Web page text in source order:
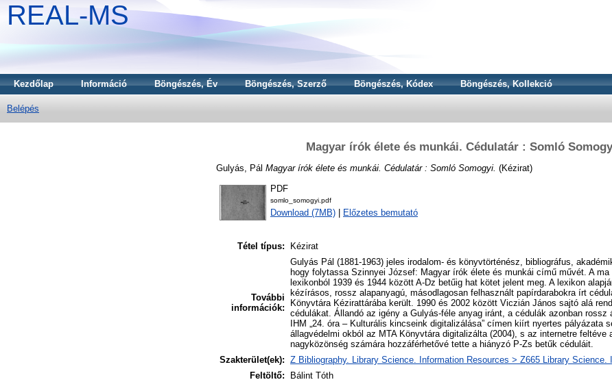
REAL-MS
Kezdőlap Információ Böngészés, Év Böngészés, Szerző Böngészés, Kódex Böngészés, Kollekció
Belépés
Magyar írók élete és munkái. Cédulatár : Somló
Gulyás, Pál Magyar írók élete és munkái. Cédulatár : Somló Somogyi. (Kézirat)
PDF
somlo_somogyi.pdf
Download (7MB) Előzetes bemutató
Tétel típus: Kézirat
További
információk:
Gulyás Pál (1881-1963) jeles irodalom- és könyvtörténész, bibliográfus,
hogy folytassa Szinnyei József: Magyar írók élete és munkái című művét. A
lexikonból 1939 és 1944 között A-Dz betűig hat kötet jelent meg. A lexikon
kézírásos, rossz alapanyagú, másodlagosan felhasznált papírdarabokra írt
Könyvtára Kézirattárába került. 1990 és 2002 között Viczián János sajtó alá
cédulákat. Állandó az igény a Gulyás-féle anyag iránt, a cédulák azonban rossz
IHM „24. óra – Kulturális kincseink digitalizálása” címen kiírt nyertes pályázata
állagvédelmi okból az MTA Könyvtára digitalizálta (2004), s az internetre feltéve
nagyközönség számára hozzáférhetővé tette a hiányzó P-Zs betűk céduláit.
Szakterület(ek): Z Bibliography. Library Science. Information Resources > Z665 Library Science.
Feltöltő:
Bálint Tóth